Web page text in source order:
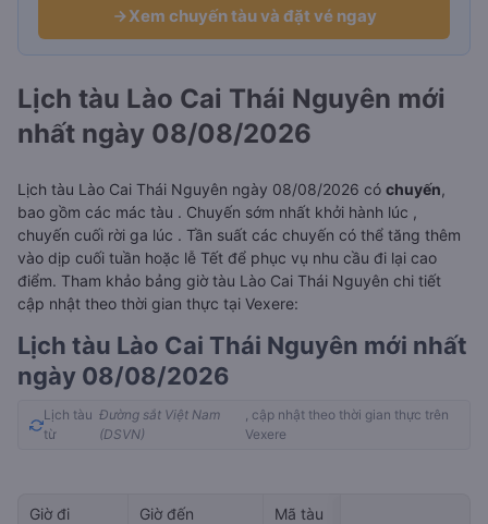
Xem chuyến tàu và đặt vé ngay
Lịch tàu Lào Cai Thái Nguyên mới
nhất ngày 08/08/2026
Lịch tàu Lào Cai Thái Nguyên ngày 08/08/2026 có chuyến,
bao gồm các mác tàu . Chuyến sớm nhất khởi hành lúc ,
chuyến cuối rời ga lúc . Tần suất các chuyến có thể tăng thêm
vào dịp cuối tuần hoặc lễ Tết để phục vụ nhu cầu đi lại cao
điểm. Tham khảo bảng giờ tàu Lào Cai Thái Nguyên chi tiết
cập nhật theo thời gian thực tại Vexere:
Lịch tàu Lào Cai Thái Nguyên mới nhất
ngày 08/08/2026
Lịch tàu
từ
Đường sắt Việt Nam
(DSVN)
, cập nhật theo thời gian thực trên
Vexere
Giờ đi Giờ đến Mã tàu